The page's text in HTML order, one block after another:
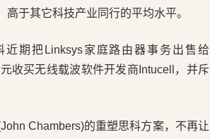
于其它科技产业同行的平均水平。
期把Linksys家庭路由器事务出售给
收买无线载波软件开发商Intucell，并斥
Chambers)的重塑思科方案，不再让